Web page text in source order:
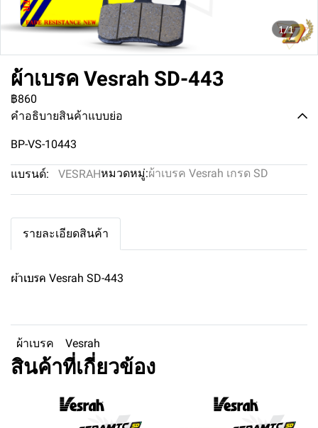
1/1
ผ้าเบรค Vesrah SD-443
฿860
คำอธิบายสินค้าแบบย่อ
BP-VS-10443
แบรนด์: VESRAHหมวดหมู่:ผ้าเบรค Vesrah เกรด SD
รายละเอียดสินค้า
ผ้าเบรค Vesrah SD-443
ผ้าเบรค Vesrah
สินค้าที่เกี่ยวข้อง